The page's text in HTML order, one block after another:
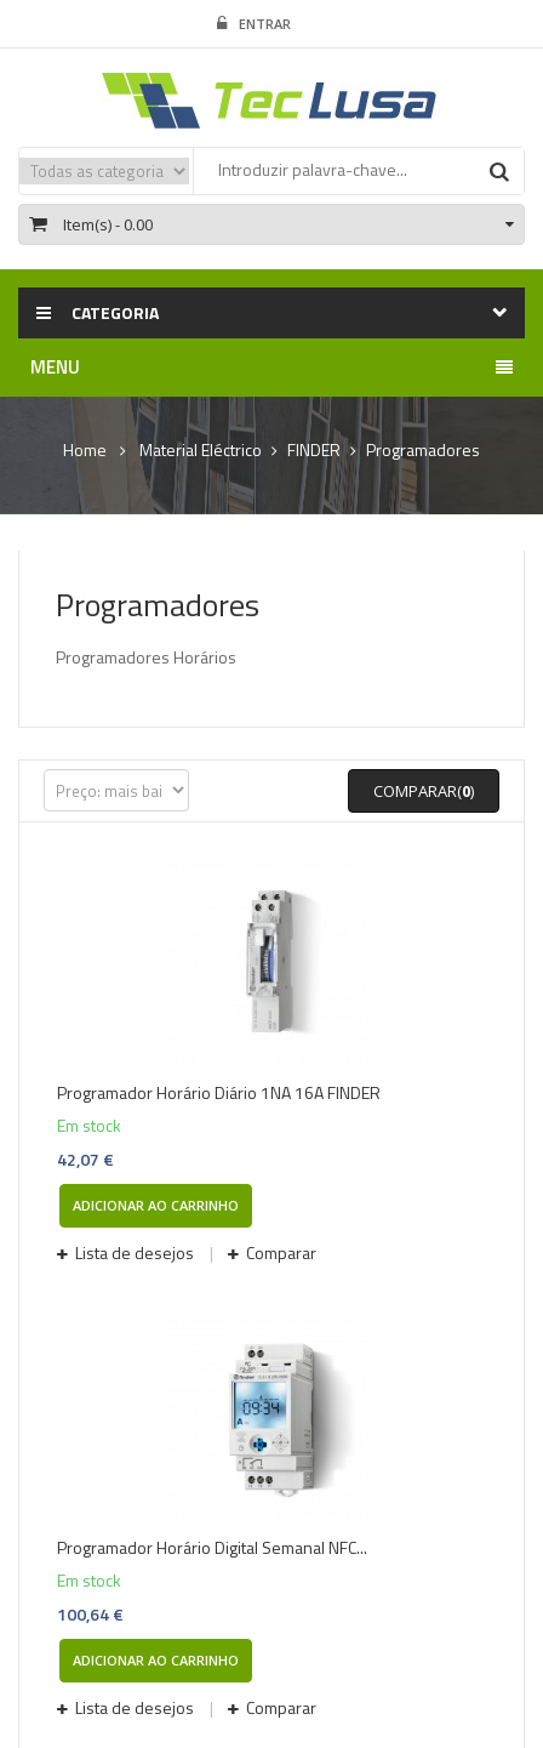
ENTRAR
Item(s)- 0.00
CATEGORIA
MENU
Home Material Eléctrico FINDER Programadores
Programadores
Programadores Horários
COMPARAR(0)
Programador Horário Diário 1NA 16A FINDER
Em stock
42,07 €
ADICIONAR AO CARRINHO
Lista de desejos Comparar
Programador Horário Digital Semanal NFC...
Em stock
100,64 €
ADICIONAR AO CARRINHO
Lista de desejos Comparar